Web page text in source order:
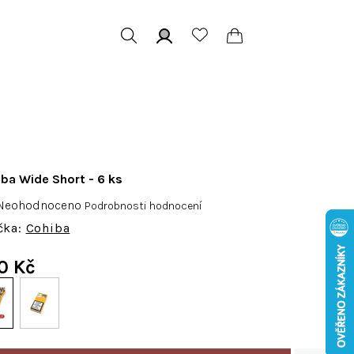
Cohiba
Wide Short - 6 ks
Podrobnosti hodnocení
Kč
cena: